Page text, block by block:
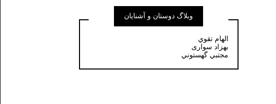
وبلاگ دوستان و آشنایان
الهام تقوي
بهزاد سواری
مجتبي گهستوني